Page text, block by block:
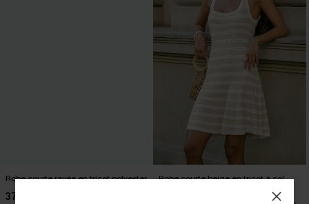
Robe courte rayée en tricot polyester
37,00 €
Robe courte beige en tricot à col